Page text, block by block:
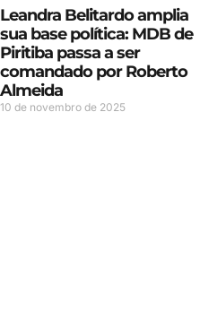
Leandra Belitardo amplia
sua base política: MDB de
Piritiba passa a ser
comandado por Roberto
Almeida
10 de novembro de 2025